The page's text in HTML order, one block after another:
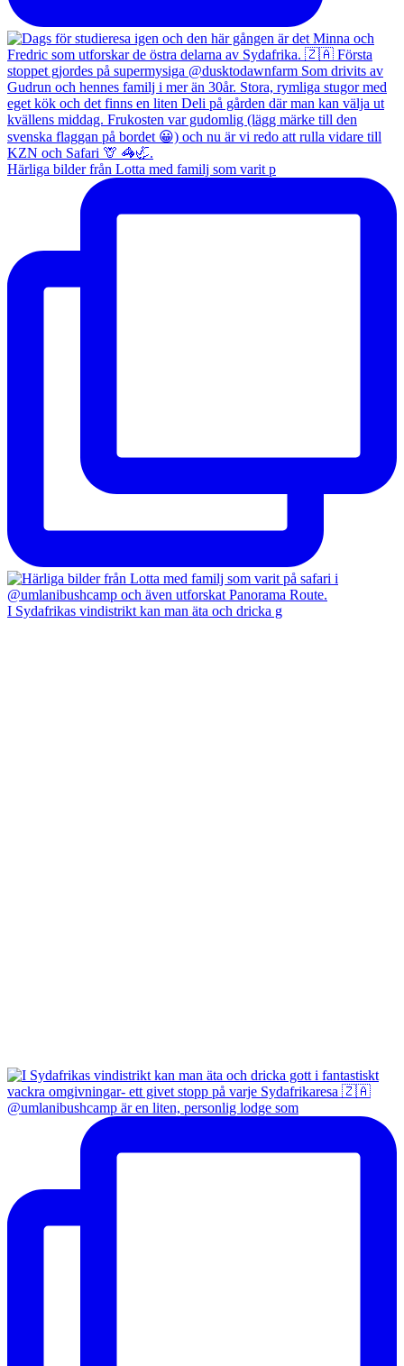
Härliga bilder från Lotta med familj som varit p
I Sydafrikas vindistrikt kan man äta och dricka g
@umlanibushcamp är en liten, personlig lodge som